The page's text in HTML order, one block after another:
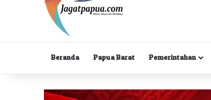
Beranda Papua Barat Pemerintahan